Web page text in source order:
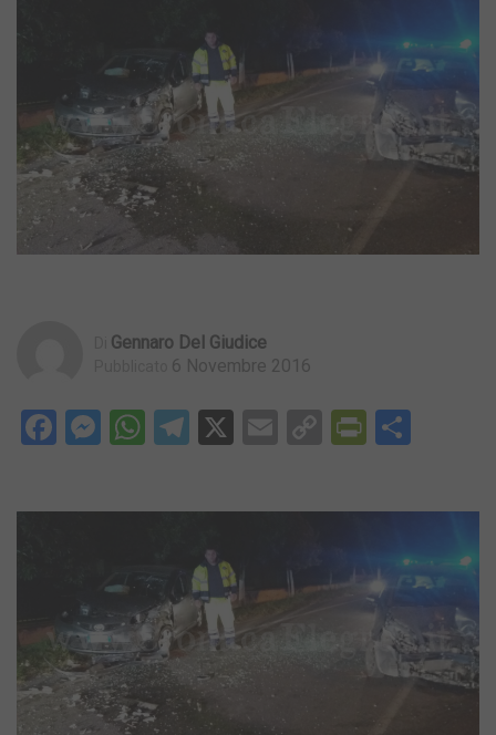
Gennaro Del Giudice
6 Novembre 2016
Facebook
Messenger
WhatsApp
Telegram
X EmailCopy